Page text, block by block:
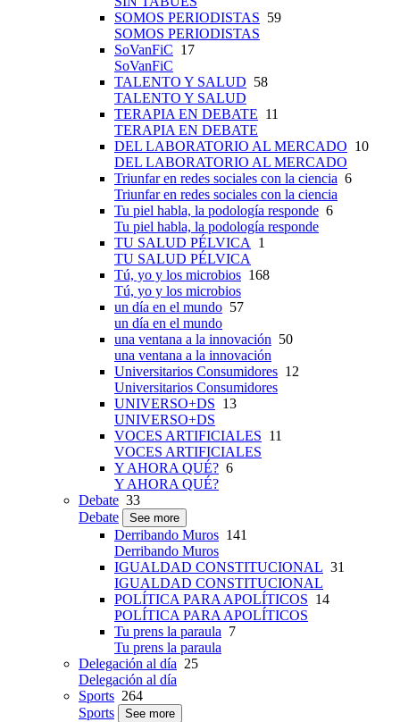
SOMOS PERIODISTAS 59
SOMOS PERIODISTAS
SoVanFiC 17
SoVanFiC
TALENTO Y SALUD 58
TALENTO Y SALUD
TERAPIA EN DEBATE 11
TERAPIA EN DEBATE
DEL LABORATORIO AL MERCADO 10
DEL LABORATORIO AL MERCADO
Triunfar en redes sociales con la ciencia 6
Triunfar en redes sociales con la ciencia
Tu piel habla, la podología responde 6
Tu piel habla, la podología responde
TU SALUD PÉLVICA
1
TU SALUD PÉLVICA
Tú, yo y los microbios 168
Tú, yo y los microbios
un día en el mundo 57
un día en el mundo
una ventana a la innovación 50
una ventana a la innovación
Universitarios Consumidores 12
Universitarios Consumidores
UNIVERSO+DS 13
UNIVERSO+DS
VOCES ARTIFICIALES 11
VOCES ARTIFICIALES
Y AHORA QUÉ? 6
Y AHORA QUÉ?
Debate 33
Debate
See more
Derribando Muros 141
Derribando Muros
IGUALDAD CONSTITUCIONAL 31
IGUALDAD CONSTITUCIONAL
POLÍTICA PARA APOLÍTICOS 14
POLÍTICA PARA APOLÍTICOS
Tu prens la paraula 7
Tu prens la paraula
Delegación al día 25
Delegación al día
Sports 264
Sports
See more